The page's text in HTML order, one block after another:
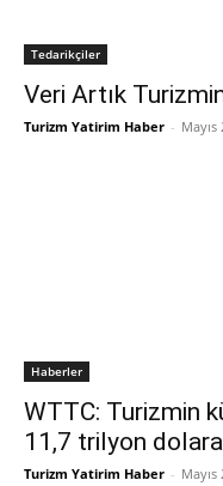
Tedarikçiler
Veri Artık
Turizm Yatirim Haber - Mayıs
Haberler
WTTC: Turizmin
11,7 trilyon
Turizm Yatirim Haber - Mayıs